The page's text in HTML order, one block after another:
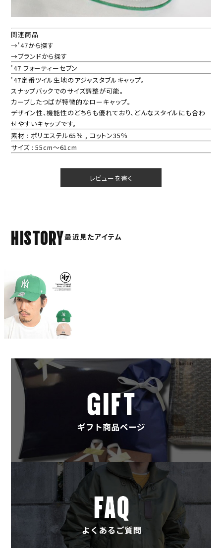
関連商品
→'47から探す
→ブランドから探す
'47 フォーティーセブン
'47定番ツイル生地のアジャスタブルキャップ。
スナップバックでのサイズ調整が可能。
カーブしたつばが特徴的なローキャップ。
デザイン性、機能性のどちらも優れており、どんなスタイルにも合わ
せやすいキャップです。
素材 : ポリエステル65％ , コットン35％
サイズ : 55cm～61cm
レビューを書く
HISTORY最近見たアイテム